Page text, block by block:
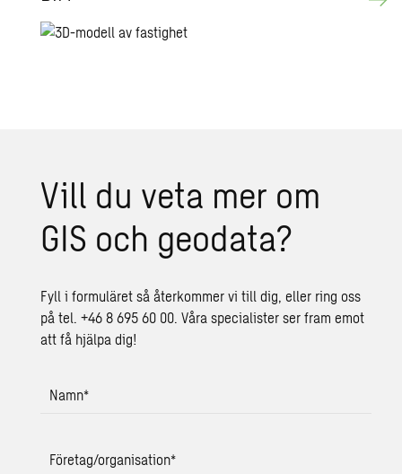
Vill du veta mer om
GIS och geo­da­ta?
Fyll i formuläret så återkommer vi till dig, eller ring oss
på tel. +46 8 695 60 00. Våra specialister ser fram emot
att få hjälpa dig!
Namn*
Företag/organisation*